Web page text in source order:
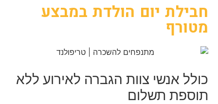
חבילת יום הולדת במבצע
מטורף
כולל אנשי צוות הגברה לאירוע ללא
תוספת תשלום